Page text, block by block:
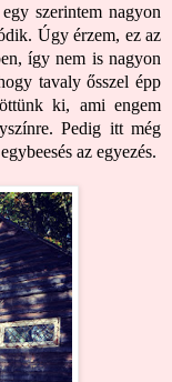
szerintem nagyon
Úgy érzem, ez az
így nem is nagyon
tavaly ősszel épp
ki, ami engem
Pedig itt még
az egyezés.